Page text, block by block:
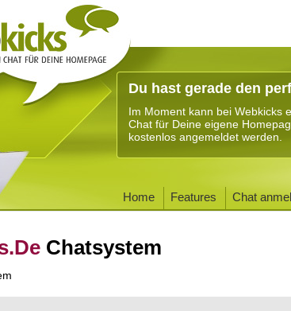
Du hast gerade den
Im Moment kann bei Webkicks
Chat für Deine eigene
kostenlos angemeldet werden.
Home Features Chat
Chatsystem